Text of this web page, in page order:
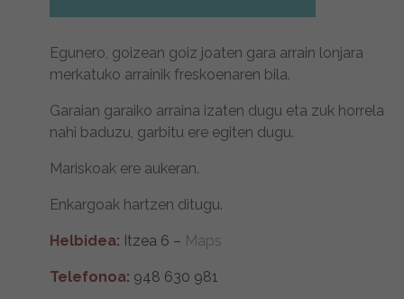
Egunero, goizean goiz joaten gara arrain lonjara
merkatuko arrainik freskoenaren bila.
Garaian garaiko arraina izaten dugu eta zuk horrela
nahi baduzu, garbitu ere egiten dugu.
Mariskoak ere aukeran.
Enkargoak hartzen ditugu.
Helbidea: Itzea 6 – Maps
Telefonoa: 948 630 981